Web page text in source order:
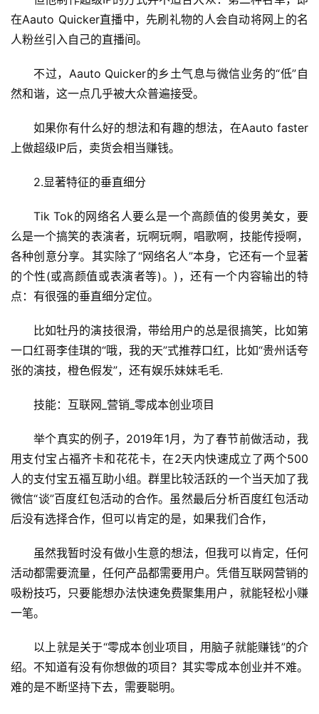
首
简
赚
A
P
P
登录
在Aauto Quicker直播中，先刷礼物的人会自动将网上的名
人粉丝引入自己的直播间。
不过，Aauto Quicker的乡土气息与微信业务的“低”自
然和谐，这一点几乎被大众普遍接受。
如果你有什么好的想法和有趣的想法，在Aauto faster
上做超级IP后，卖货会相当赚钱。
2.显著特征的垂直细分
Tik Tok的网络名人要么是一个高颜值的俊男美女，要
么是一个搞笑的表演者，玩啊玩啊，唱歌啊，技能传授啊，
各种创意分享。其实除了“网络名人”本身，它还有一个显著
的个性(或高颜值或表演者等)。)，还有一个内容输出的特
点：有很强的垂直细分定位。
比如牡丹的演技很滑，带给用户的总是很搞笑，比如第
一口红哥李佳琪的“哦，我的天”式推荐口红，比如“贵州话夸
张的演技，橙色假发”，还有娱乐妹妹毛毛.
技能：互联网_营销_零成本创业项目
举个真实的例子，2019年1月，为了春节前做活动，我
用支付宝占福齐卡和花花卡，在2天内快速成立了两个500
人的支付宝五福互助小组。群里比较活跃的一个当天加了我
微信“谈”百度红包活动的合作。虽然最后分析百度红包活动
后没有选择合作，但可以肯定的是，如果我们合作，
虽然我暂时没有做小生意的想法，但我可以肯定，任何
活动都需要流量，任何产品都需要用户。凭借互联网营销的
吸粉技巧，只要能想办法快速免费聚集用户，就能轻松小赚
一笔。
以上就是关于“零成本创业项目，用脑子就能赚钱”的介
绍。不知道有没有你想做的项目？其实零成本创业并不难。
难的是不断坚持下去，需要聪明。